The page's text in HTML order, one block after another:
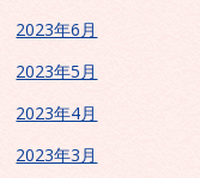
2023年6月
2023年5月
2023年4月
2023年3月